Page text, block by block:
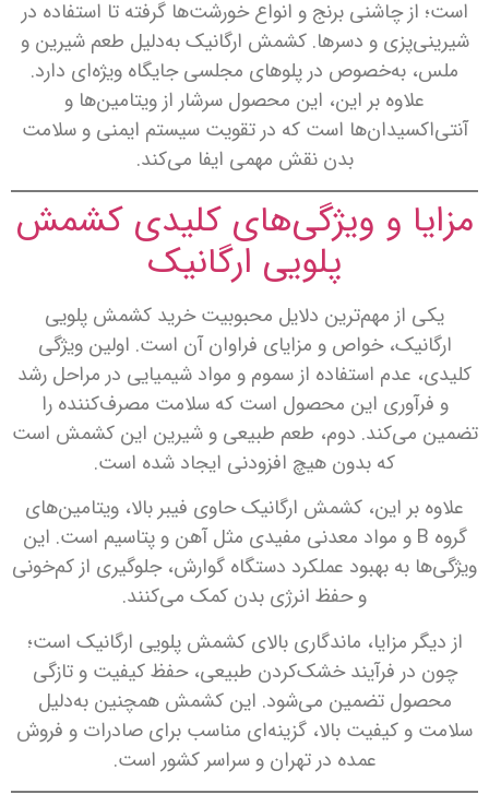
است؛ از چاشنی برنج و انواع خورشت‌ها گرفته تا استفاده در
شیرینی‌پزی و دسرها. کشمش ارگانیک به‌دلیل طعم شیرین و
ملس، به‌خصوص در پلوهای مجلسی جایگاه ویژه‌ای دارد.
علاوه بر این، این محصول سرشار از ویتامین‌ها و
آنتی‌اکسیدان‌ها است که در تقویت سیستم ایمنی و سلامت
بدن نقش مهمی ایفا می‌کند.
مزایا و ویژگی‌های کلیدی کشمش
پلویی ارگانیک
یکی از مهم‌ترین دلایل محبوبیت خرید کشمش پلویی
ارگانیک، خواص و مزایای فراوان آن است. اولین ویژگی
کلیدی، عدم استفاده از سموم و مواد شیمیایی در مراحل رشد
و فرآوری این محصول است که سلامت مصرف‌کننده را
تضمین می‌کند. دوم، طعم طبیعی و شیرین این کشمش است
که بدون هیچ افزودنی ایجاد شده است.
علاوه بر این، کشمش ارگانیک حاوی فیبر بالا، ویتامین‌های
گروه B و مواد معدنی مفیدی مثل آهن و پتاسیم است. این
ویژگی‌ها به بهبود عملکرد دستگاه گوارش، جلوگیری از کم‌خونی
و حفظ انرژی بدن کمک می‌کنند.
از دیگر مزایا، ماندگاری بالای کشمش پلویی ارگانیک است؛
چون در فرآیند خشک‌کردن طبیعی، حفظ کیفیت و تازگی
محصول تضمین می‌شود. این کشمش همچنین به‌دلیل
سلامت و کیفیت بالا، گزینه‌ای مناسب برای صادرات و فروش
عمده در تهران و سراسر کشور است.